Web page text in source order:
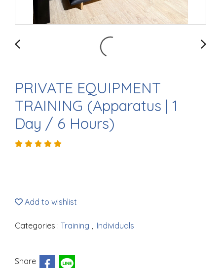
PRIVATE EQUIPMENT
TRAINING (Apparatus | 1
Day / 6 Hours)
Add to wishlist
Categories : Training , Individuals
Share